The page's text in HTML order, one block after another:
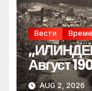
Вести
Август
AUG 2, 2026